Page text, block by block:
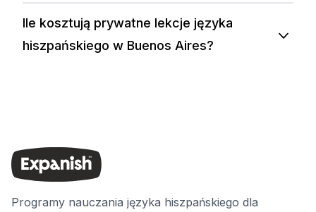
Ile kosztują prywatne lekcje języka
hiszpańskiego w Buenos Aires?
Programy nauczania języka hiszpańskiego dla